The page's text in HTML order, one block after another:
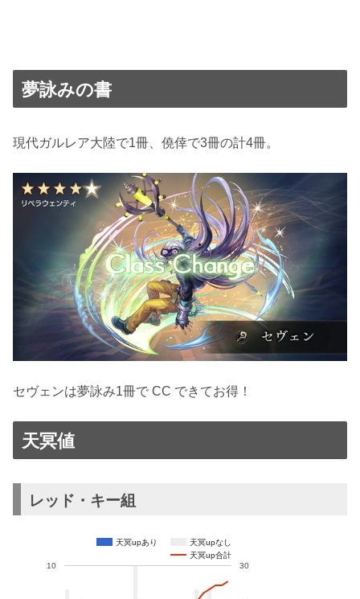
夢詠みの書
現代ガルレア大陸で1冊、僥倖で3冊の計4冊。
セヴェンは夢詠み1冊で CC できてお得！
天冥値
レッド・キー組
天冥upあり
天冥upなし
天冥up合計
10 30